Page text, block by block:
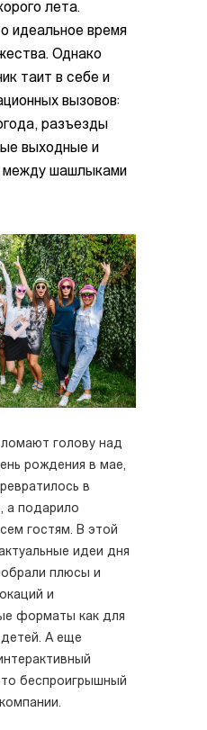
лета.
идеальное время
Однако
таит в себе и
вызовов:
разъезды
выходные и
между шашлыками
голову над
рождения в мае,
в
а подарило
гостям. В этой
идеи дня
плюсы и
и
форматы как для
А еще
беспроигрышный